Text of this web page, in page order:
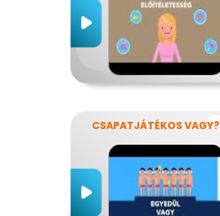
CSAPATJÁTÉKOS VAGY?